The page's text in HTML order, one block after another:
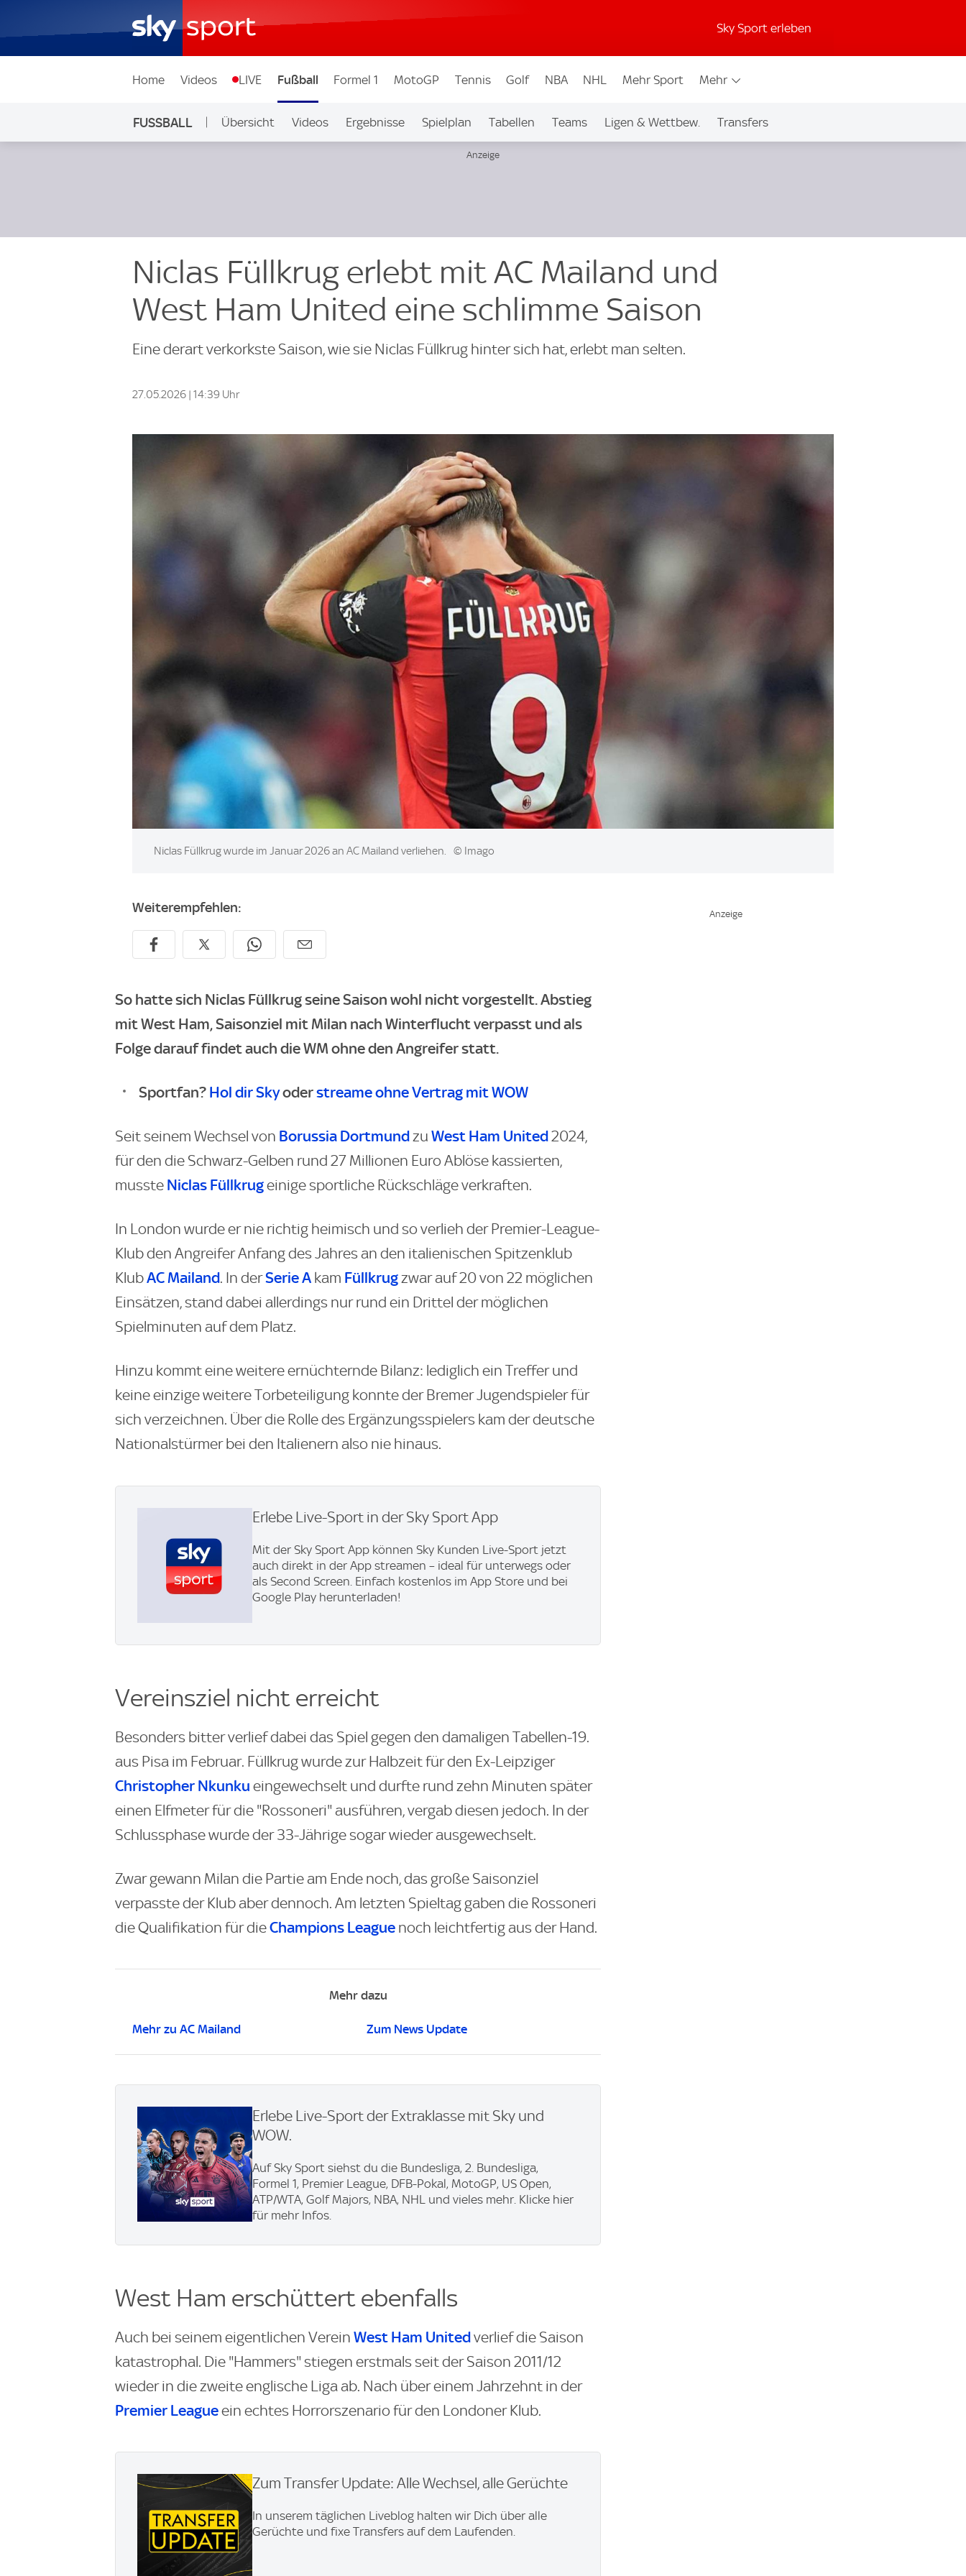
Sky Sport erleben
Home Videos LIVE Fußball Formel 1 MotoGP Tennis Golf NBA NHL Mehr Sport Mehr
FUSSBALL Übersicht Videos Ergebnisse Spielplan Tabellen Teams Ligen & Wettbew. Transfers
Niclas Füllkrug erlebt mit AC Mailand und
West Ham United eine schlimme Saison
Eine derart verkorkste Saison, wie sie Niclas Füllkrug hinter sich hat, erlebt man selten.
27.05.2026 | 14:39 Uhr
Image:
Niclas Füllkrug wurde im Januar 2026 an AC Mailand verliehen. © Imago
Weiterempfehlen:
So hatte sich Niclas Füllkrug seine Saison wohl nicht vorgestellt. Abstieg
mit West Ham, Saisonziel mit Milan nach Winterflucht verpasst und als
Folge darauf findet auch die WM ohne den Angreifer statt.
Sportfan? Hol dir Skyoderstreame ohne Vertrag mit WOW
Seit seinem Wechsel von Borussia Dortmundzu West Ham United2024,
für den die Schwarz-Gelben rund 27 Millionen Euro Ablöse kassierten,
musste Niclas Füllkrugeinige sportliche Rückschläge verkraften.
In London wurde er nie richtig heimisch und so verlieh der Premier-League-
Klub den Angreifer Anfang des Jahres an den italienischen Spitzenklub
KlubAC Mailand. In derSerie A kam Füllkrugzwar auf 20 von 22 möglichen
Einsätzen, stand dabei allerdings nur rund ein Drittel der möglichen
Spielminuten auf dem Platz.
Hinzu kommt eine weitere ernüchternde Bilanz: lediglich ein Treffer und
keine einzige weitere Torbeteiligung konnte der Bremer Jugendspieler für
sich verzeichnen. Über die Rolle des Ergänzungsspielers kam der deutsche
Nationalstürmer bei den Italienern also nie hinaus.
Erlebe Live-Sport in der Sky Sport App
Mit der Sky Sport App können Sky Kunden Live-Sport jetzt
auch direkt in der App streamen – ideal für unterwegs oder
als Second Screen. Einfach kostenlos im App Store und bei
Google Play herunterladen!
Vereinsziel nicht erreicht
Besonders bitter verlief dabei das Spiel gegen den damaligen Tabellen-19.
aus Pisa im Februar. Füllkrug wurde zur Halbzeit für den Ex-Leipziger
Christopher Nkunku eingewechselt und durfte rund zehn Minuten später
einen Elfmeter für die "Rossoneri" ausführen, vergab diesen jedoch. In der
Schlussphase wurde der 33-Jährige sogar wieder ausgewechselt.
Zwar gewann Milan die Partie am Ende noch, das große Saisonziel
verpasste der Klub aber dennoch. Am letzten Spieltag gaben die Rossoneri
die Qualifikation für dieChampions League noch leichtfertig aus der Hand.
Mehr dazu
Mehr zu AC Mailand Zum News Update
Erlebe Live-Sport der Extraklasse mit Sky und
WOW.
Auf Sky Sport siehst du die Bundesliga, 2. Bundesliga,
Formel 1, Premier League, DFB-Pokal, MotoGP, US Open,
ATP/WTA, Golf Majors, NBA, NHL und vieles mehr. Klicke hier
für mehr Infos.
West Ham erschüttert ebenfalls
Auch bei seinem eigentlichen Verein West Ham Unitedverlief die Saison
katastrophal. Die "Hammers" stiegen erstmals seit der Saison 2011/12
wieder in die zweite englische Liga ab. Nach über einem Jahrzehnt in der
Premier Leagueein echtes Horrorszenario für den Londoner Klub.
Zum Transfer Update: Alle Wechsel, alle Gerüchte
In unserem täglichen Liveblog halten wir Dich über alle
Gerüchte und fixe Transfers auf dem Laufenden.